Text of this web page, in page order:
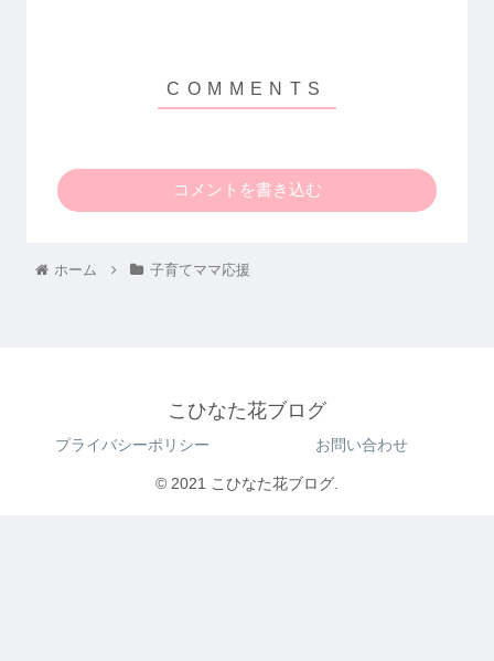
コメントを書き込む
ホーム 子育てママ応援
こひなた花ブログ
プライバシーポリシー お問い合わせ
© 2021 こひなた花ブログ.